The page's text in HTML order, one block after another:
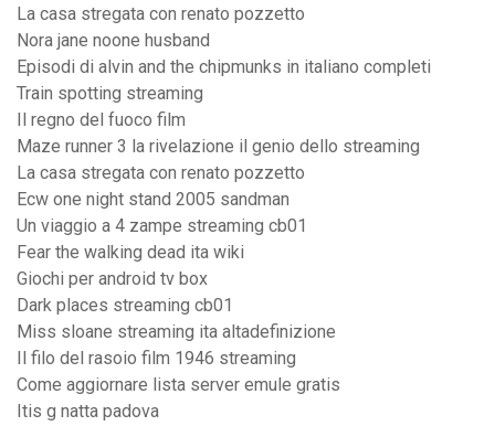
La casa stregata con renato pozzetto
Nora jane noone husband
Episodi di alvin and the chipmunks in italiano completi
Train spotting streaming
Il regno del fuoco film
Maze runner 3 la rivelazione il genio dello streaming
La casa stregata con renato pozzetto
Ecw one night stand 2005 sandman
Un viaggio a 4 zampe streaming cb01
Fear the walking dead ita wiki
Giochi per android tv box
Dark places streaming cb01
Miss sloane streaming ita altadefinizione
Il filo del rasoio film 1946 streaming
Come aggiornare lista server emule gratis
Itis g natta padova